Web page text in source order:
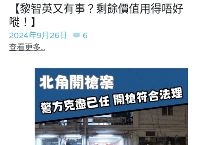
【黎智英又有事？剩餘價值用得唔好
嘥！】
2024年9月26日 ·
6
查看更多...